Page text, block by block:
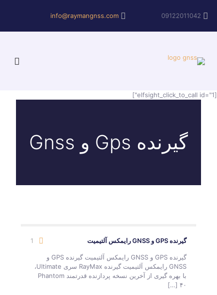
09122011042
info@raymangnss.com
[elfsight_click_to_call id="1"]
گیرنده Gps و Gnss
گیرنده GPS و GNSS رایمکس آلتیمیت 1
گیرنده GPS و GNSS رایمکس آلتیمیت گیرنده GPS و
GNSS رایمکس آلتیمیت گیرنده RayMax سری Ultimate،
با بهره گیری از آخرین نسخه پردازنده قدرتمند Phantom
۴۰ […]